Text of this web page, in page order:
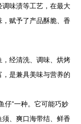
味渍等工艺，在最大
，赋予了产品酥脆、香
，经清洗、调味、烘烤
是兼具美味与营养的
仔”一种。它可能巧妙
、爽口海带结、鲜香